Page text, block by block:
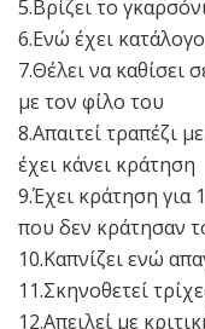
5.Βρίζει το
6.Ενώ έχει
7.Θέλει να καθίσει
με τον φίλο του
8.Απαιτεί τραπέζι
έχει κάνει κράτηση
9.Έχει κράτηση για
που δεν κράτησαν
10.Καπνίζει ενώ
11.Σκηνοθετεί
12.Απειλεί με